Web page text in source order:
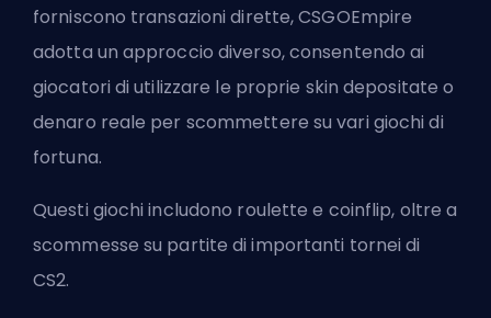
forniscono transazioni dirette, CSGOEmpire
adotta un approccio diverso, consentendo ai
giocatori di utilizzare le proprie skin depositate o
denaro reale per scommettere su vari giochi di
fortuna.
Questi giochi includono roulette e coinflip, oltre a
scommesse su partite di importanti tornei di
CS2.